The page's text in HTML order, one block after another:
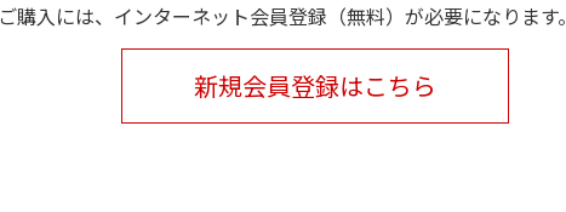
ご購入には、インターネット会員登録（無料）が必要になります。
新規会員登録はこちら